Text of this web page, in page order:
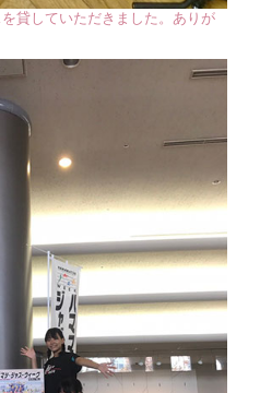
貸していただきました。ありが